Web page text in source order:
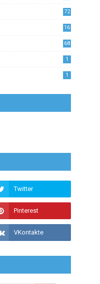
72
16
68
1
1